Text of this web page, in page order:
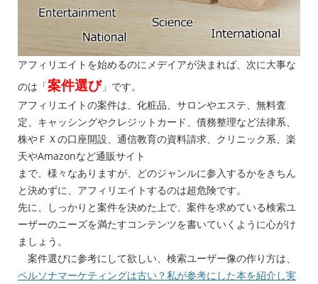
アフィリエイトを始めるのにメデイアが決まれば、次に大事な
のは「案件選び」です。
アフィリエイトの案件は、化粧品、サロンやエステ、無料査
定、キャッシングやクレジットカード、債務整理など法律系、
株やＦＸの口座開設、通信教育の資料請求、クリニック系、楽
天やAmazonなど通販サイト
まで、様々なありますが、どのジャンルに参入するかをきちん
と決めずに、アフィリエイトするのは超危険です。
先に、しっかりと案件を決めた上で、案件を求めている検索ユ
ーザーのニーズを満たすコンテンツを書いていくように心がけ
ましょう。
案件選びに参考にして欲しい、検索ユーザー像の作り方は、
ペルソナマーケティングは古い？私が参考にした本を紹介し実